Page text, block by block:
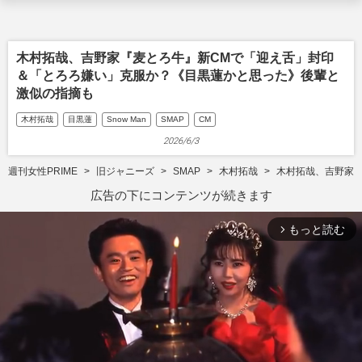
木村拓哉、吉野家『麦とろ牛』新CMで「迎え舌」封印
＆「とろろ嫌い」克服か？《目黒蓮かと思った》後輩と
激似の指摘も
木村拓哉 目黒蓮 Snow Man SMAP CM
2026/6/3
週刊女性PRIME 旧ジャニーズ SMAP 木村拓哉 木村拓哉、吉野家
広告の下にコンテンツが続きます
arrow_forward_ios もっと読む